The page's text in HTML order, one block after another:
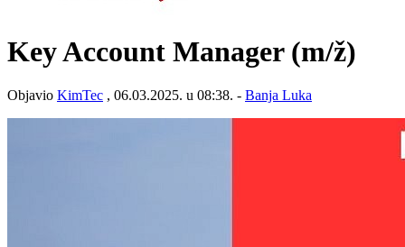
Key Account Manager (m/ž)
Objavio KimTec , 06.03.2025. u 08:38. - Banja Luka